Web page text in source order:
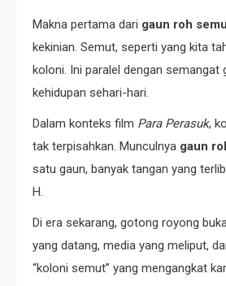
Makna pertama dari gaun roh
kekinian. Semut, seperti yang kita
koloni. Ini paralel dengan
kehidupan sehari-hari.
Dalam konteks film Para Perasuk,
tak terpisahkan. Munculnya gaun
satu gaun, banyak tangan yang
H.
Di era sekarang, gotong royong
yang datang, media yang meliput,
“koloni semut” yang mengangkat